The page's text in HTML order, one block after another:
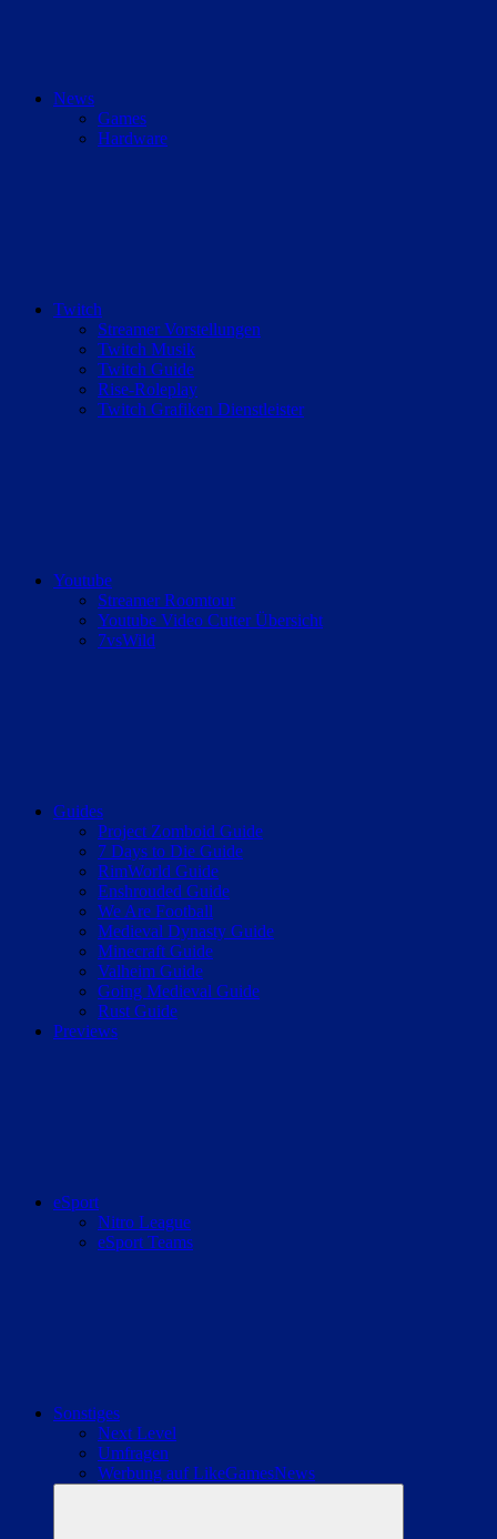
News
Games
Hardware
Twitch
Streamer Vorstellungen
Twitch Musik
Twitch Guide
Rise-Roleplay
Twitch Grafiken Dienstleister
Youtube
Streamer Roomtour
Youtube Video Cutter Übersicht
7vsWild
Guides
Project Zomboid Guide
7 Days to Die Guide
RimWorld Guide
Enshrouded Guide
We Are Football
Medieval Dynasty Guide
Minecraft Guide
Valheim Guide
Going Medieval Guide
Rust Guide
Previews
eSport
Nitro League
eSport Teams
Sonstiges
Next Level
Umfragen
Werbung auf LikeGamesNews